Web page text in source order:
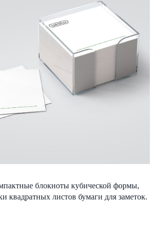
блокноты кубической формы,
квадратных листов бумаги для заметок.